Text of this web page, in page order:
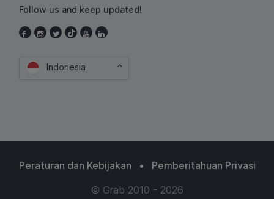
Follow us and keep updated!
Indonesia
Peraturan dan Kebijakan •
Pemberitahuan Privasi
© Grab 2010 - 2026